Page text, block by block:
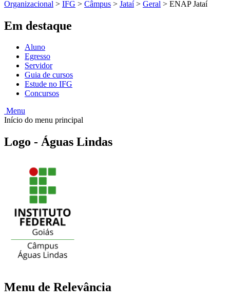
Organizacional > IFG > Câmpus > Jataí > Geral > ENAP Jataí
Em destaque
Aluno
Egresso
Servidor
Guia de cursos
Estude no IFG
Concursos
Menu
Início do menu principal
Logo - Águas Lindas
Menu de Relevância